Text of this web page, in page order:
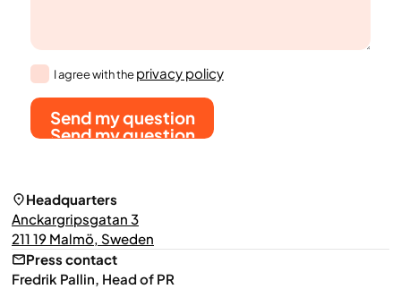
I agree with theprivacy policy
Send my question
Send my question
Headquarters
Anckargripsgatan 3
211 19 Malmö, Sweden
Press contact
Fredrik Pallin, Head of PR